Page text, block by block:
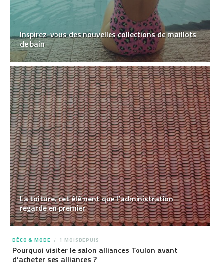
Inspirez-vous des nouvelles collections de maillots
de bain
La toiture, cet élément que l’administration
regarde en premier
DÉCO & MODE 1 MOISDEPUIS
Pourquoi visiter le salon alliances Toulon avant
d’acheter ses alliances ?